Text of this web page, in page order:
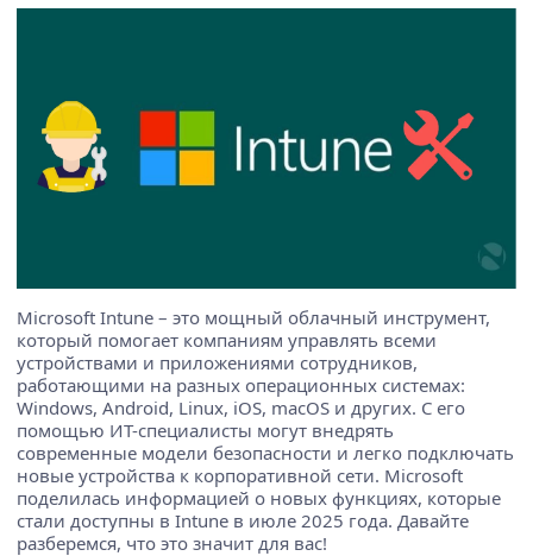
Microsoft Intune – это мощный облачный инструмент,
который помогает компаниям управлять всеми
устройствами и приложениями сотрудников,
работающими на разных операционных системах:
Windows, Android, Linux, iOS, macOS и других. С его
помощью ИТ-специалисты могут внедрять
современные модели безопасности и легко подключать
новые устройства к корпоративной сети. Microsoft
поделилась информацией о новых функциях, которые
стали доступны в Intune в июле 2025 года. Давайте
разберемся, что это значит для вас!